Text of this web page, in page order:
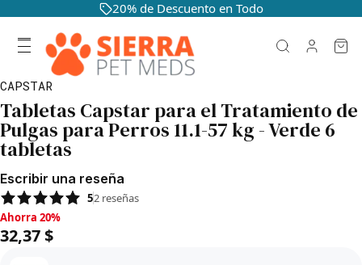
20% de Descuento en Todo
CAPSTAR
Tabletas Capstar para el Tratamiento de
Pulgas para Perros 11.1-57 kg - Verde 6
tabletas
Escribir una reseña
52 reseñas
Ahorra 20%, 32,37 $
Ahorra 20%
32,37 $